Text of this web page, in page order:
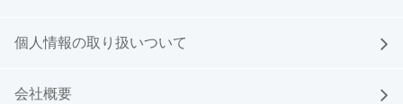
個人情報の取り扱いついて
会社概要